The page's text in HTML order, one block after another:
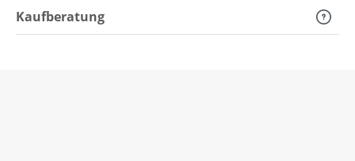
Kaufberatung